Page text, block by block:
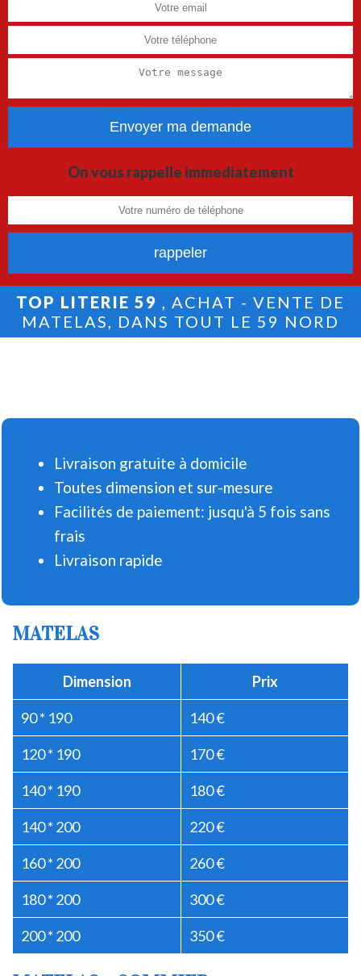
On vous rappelle immediatement
TOP LITERIE 59 , ACHAT - VENTE DE
MATELAS, DANS TOUT LE 59 NORD
Livraison gratuite à domicile
Toutes dimension et sur-mesure
Facilités de paiement: jusqu'à 5 fois sans
frais
Livraison rapide
MATELAS
Dimension Prix
90 * 190 140 €
120 * 190 170 €
140 * 190 180 €
140 * 200 220 €
160 * 200 260 €
180 * 200 300 €
200 * 200 350 €